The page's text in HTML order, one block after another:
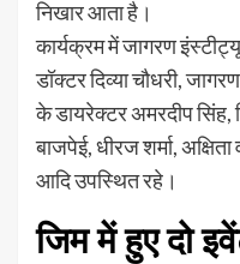
निखार आता है।
कार्यक्रम में जागरण
डॉक्टर दिव्या चौधरी,
के डायरेक्टर अमरदीप
बाजपेई, धीरज शर्मा,
आदि उपस्थित रहे।
जिम में हुए दो